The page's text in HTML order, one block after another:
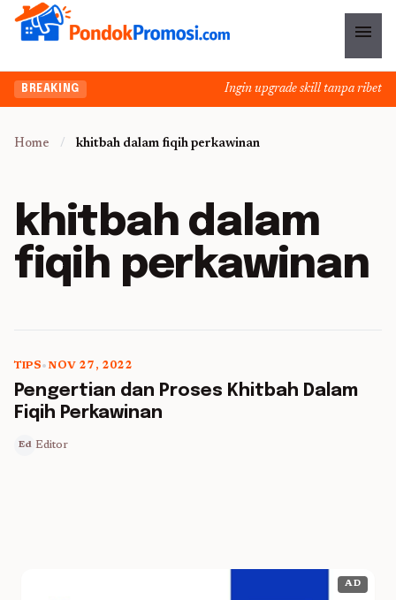
menu
BREAKING Ingin upgrade skill tanpa ribet?
Home / khitbah dalam fiqih perkawinan
khitbah dalam
fiqih perkawinan
5 min read
TIPS•NOV 27, 2022
Pengertian dan Proses Khitbah Dalam
Fiqih Perkawinan
Ed Editor
AD